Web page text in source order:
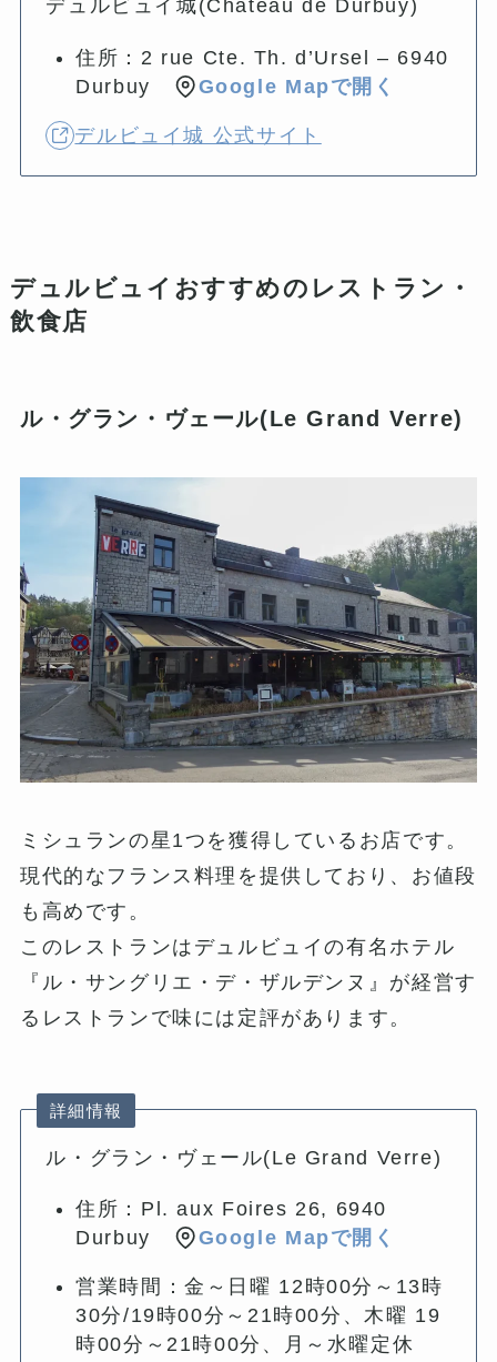
デュルビュイ城(Château de Durbuy)
住所：2 rue Cte. Th. d’Ursel – 6940
Durbuy
Google Mapで開く
デルビュイ城 公式サイト
デュルビュイおすすめのレストラン・
飲食店
ル・グラン・ヴェール(Le Grand Verre)
ミシュランの星1つを獲得しているお店です。
現代的なフランス料理を提供しており、お値段
も高めです。
このレストランはデュルビュイの有名ホテル
『ル・サングリエ・デ・ザルデンヌ』が経営す
るレストランで味には定評があります。
詳細情報
ル・グラン・ヴェール(Le Grand Verre)
住所：Pl. aux Foires 26, 6940
Durbuy
Google Mapで開く
営業時間：金～日曜 12時00分～13時
30分/19時00分～21時00分、木曜 19
時00分～21時00分、月～水曜定休